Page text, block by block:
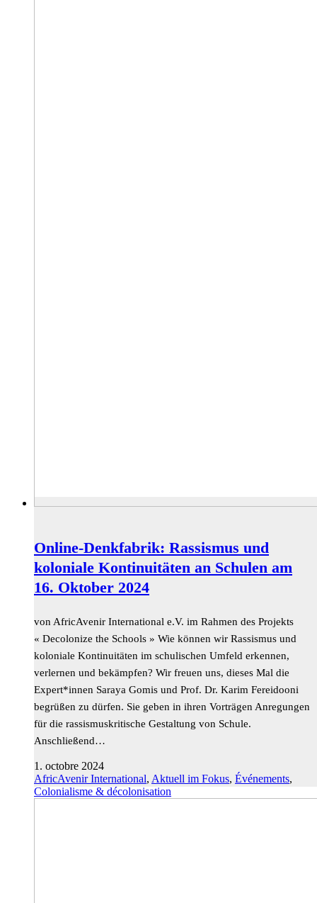
Online-Denkfabrik: Rassismus und
koloniale Kontinuitäten an Schulen am
16. Oktober 2024
von AfricAvenir International e.V. im Rahmen des Projekts
« Decolonize the Schools » Wie können wir Rassismus und
koloniale Kontinuitäten im schulischen Umfeld erkennen,
verlernen und bekämpfen? Wir freuen uns, dieses Mal die
Expert*innen Saraya Gomis und Prof. Dr. Karim Fereidooni
begrüßen zu dürfen. Sie geben in ihren Vorträgen Anregungen
für die rassismuskritische Gestaltung von Schule.
Anschließend…
1. octobre 2024
AfricAvenir International, Aktuell im Fokus, Événements,
Colonialisme & décolonisation